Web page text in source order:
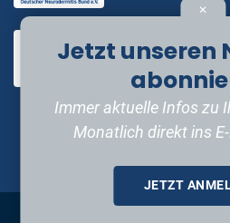
Datenschutzerklärung
✕
Jetzt unseren
Immer aktuelle Infos zu
Monatlich direkt ins
JETZT